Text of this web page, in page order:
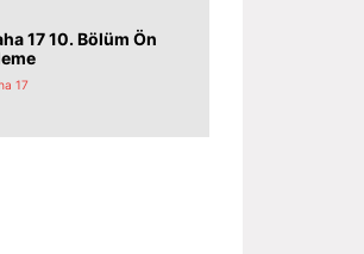
17 10. Bölüm Ön
17